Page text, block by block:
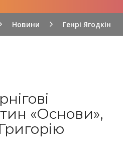
Новини Генрі Ягодкін
«Основи»,